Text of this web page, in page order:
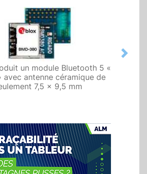
un module Bluetooth 5 «
avec antenne céramique de
7,5 x 9,5 mm
Next